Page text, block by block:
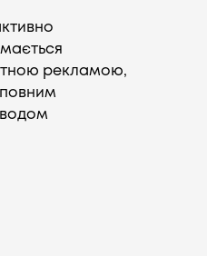
рекламою,